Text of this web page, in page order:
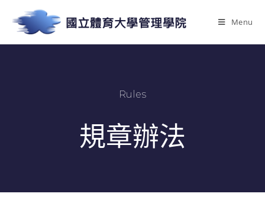
Menu
Rules
規章辦法